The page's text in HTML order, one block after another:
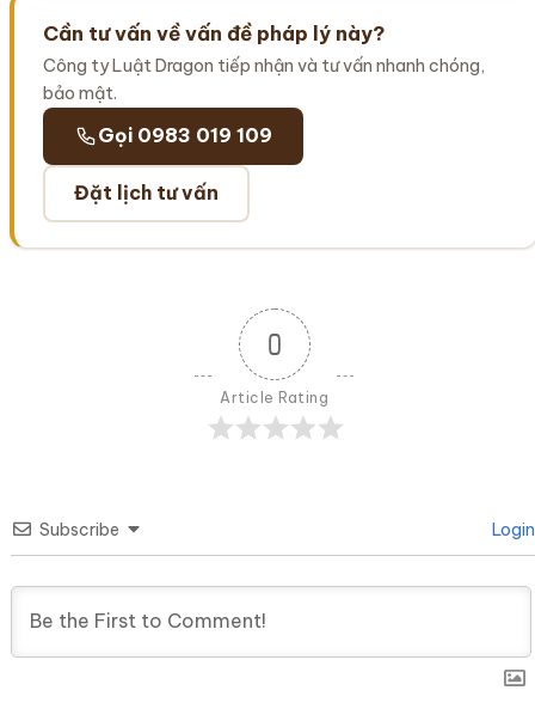
Cần tư vấn về vấn đề pháp lý này?
Công ty Luật Dragon tiếp nhận và tư vấn nhanh chóng,
bảo mật.
Gọi 0983 019 109
Đặt lịch tư vấn
0
Article Rating
Subscribe Login